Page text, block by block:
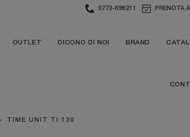
0773-696211 PRENOTA
OUTLET DICONO DI NOI BRAND
TIME UNIT TI 130